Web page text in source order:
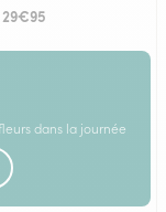
29€95
dans la journée